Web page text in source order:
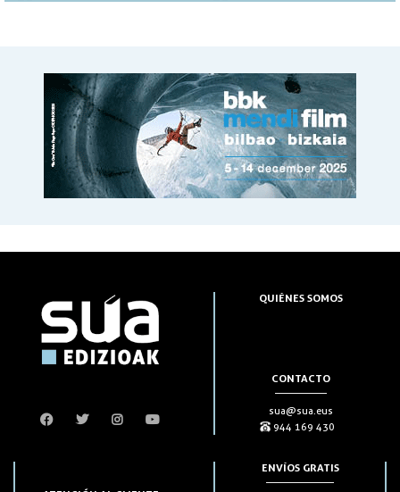
QUIÉNES SOMOS
CONTACTO
sua@sua.eus
944 169 430
ENVÍOS GRATIS